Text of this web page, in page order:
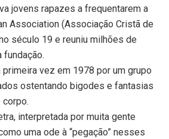
jovens rapazes a frequentarem a
Association (Associação Cristã de
século 19 e reuniu milhões de
vez em 1978 por um grupo
ostentando bigodes e fantasias
corpo.
interpretada por muita gente
uma ode à “pegação” nesses